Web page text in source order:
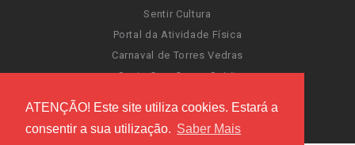
ATENÇÃO! Este site utiliza cookies. Estará a
consentir a sua utilização. Saber Mais
Sentir Cultura
Portal da Atividade Física
Carnaval de Torres Vedras
Santa Cruz Ocean Spirit